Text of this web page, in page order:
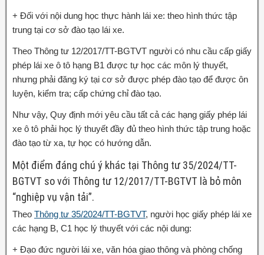
+ Đối với nội dung học thực hành lái xe: theo hình thức tập
trung tại cơ sở đào tạo lái xe.
Theo Thông tư 12/2017/TT-BGTVT người có nhu cầu cấp giấy
phép lái xe ô tô hạng B1 được tự học các môn lý thuyết,
nhưng phải đăng ký tại cơ sở được phép đào tạo để được ôn
luyện, kiểm tra; cấp chứng chỉ đào tạo.
Như vậy, Quy định mới yêu cầu tất cả các hạng giấy phép lái
xe ô tô phải học lý thuyết đầy đủ theo hình thức tập trung hoặc
đào tạo từ xa, tự học có hướng dẫn.
Một điểm đáng chú ý khác tại Thông tư 35/2024/TT-
BGTVT so với Thông tư 12/2017/TT-BGTVT là bỏ môn
“nghiệp vụ vận tải”.
Theo Thông tư 35/2024/TT-BGTVT, người học giấy phép lái xe
các hạng B, C1 học lý thuyết với các nội dung:
+ Đạo đức người lái xe, văn hóa giao thông và phòng chống